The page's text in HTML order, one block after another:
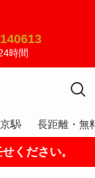
時間
駅 長距離・無
。